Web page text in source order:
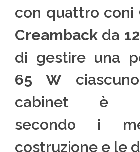
con quattro coni
Creamback da
di gestire una
65 W
cabinet è
secondo i
costruzione e le